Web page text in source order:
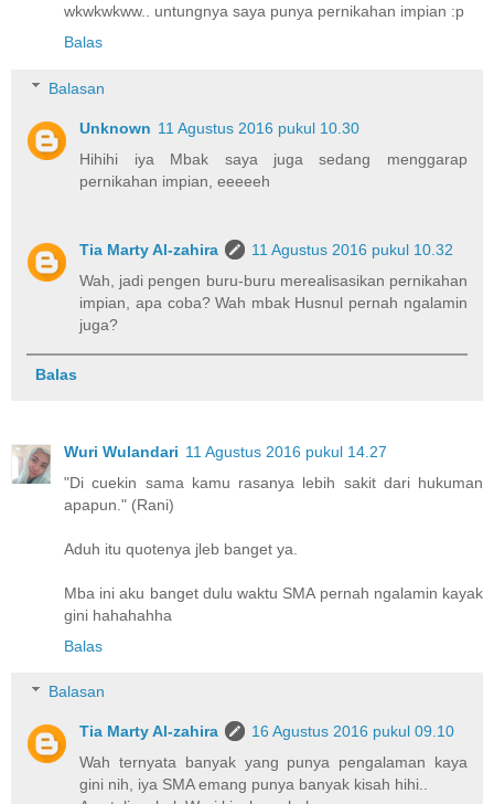
wkwkwkww.. untungnya saya punya pernikahan impian :p
Balas
Balasan
Unknown 11 Agustus 2016 pukul 10.30
Hihihi iya Mbak saya juga sedang menggarap
pernikahan impian, eeeeeh
Tia Marty Al-zahira
11 Agustus 2016 pukul 10.32
Wah, jadi pengen buru-buru merealisasikan pernikahan
impian, apa coba? Wah mbak Husnul pernah ngalamin
juga?
Balas
Wuri Wulandari 11 Agustus 2016 pukul 14.27
"Di cuekin sama kamu rasanya lebih sakit dari hukuman
apapun." (Rani)
Aduh itu quotenya jleb banget ya.
Mba ini aku banget dulu waktu SMA pernah ngalamin kayak
gini hahahahha
Balas
Balasan
Tia Marty Al-zahira
16 Agustus 2016 pukul 09.10
Wah ternyata banyak yang punya pengalaman kaya
gini nih, iya SMA emang punya banyak kisah hihi..